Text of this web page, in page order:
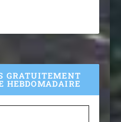
GRATUITEMENT
HEBDOMADAIRE